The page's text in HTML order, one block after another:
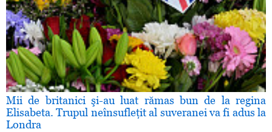
Mii de britanici şi-au luat rămas bun de la regina
Elisabeta. Trupul neînsufleţit al suveranei va fi adus la
Londra